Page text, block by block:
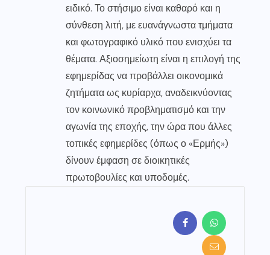
ειδικό. Το στήσιμο είναι καθαρό και η
σύνθεση λιτή, με ευανάγνωστα τμήματα
και φωτογραφικό υλικό που ενισχύει τα
θέματα. Αξιοσημείωτη είναι η επιλογή της
εφημερίδας να προβάλλει οικονομικά
ζητήματα ως κυρίαρχα, αναδεικνύοντας
τον κοινωνικό προβληματισμό και την
αγωνία της εποχής, την ώρα που άλλες
τοπικές εφημερίδες (όπως ο «Ερμής»)
δίνουν έμφαση σε διοικητικές
πρωτοβουλίες και υποδομές.